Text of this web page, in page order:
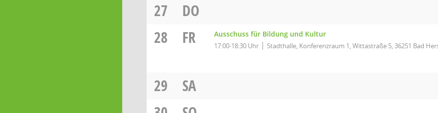
27
DO
28
FR Ausschuss für Bildung und Kultur
17:00-18:30 Uhr Stadthalle, Konferenzraum 1, Wittastraße 5, 36251 Bad
29
SA